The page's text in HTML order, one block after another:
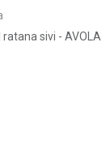
sivi - AVOLA